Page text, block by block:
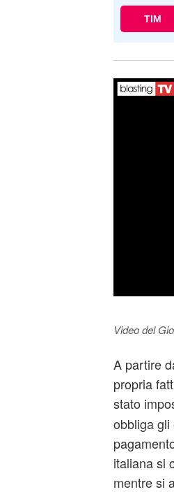
TIM
Video del
A partire
propria
stato
obbliga gli
italiana si
mentre si